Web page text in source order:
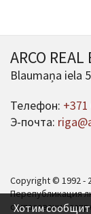
ARCO REAL
Blaumaņa iela
Телефон:
Э-почта:
Copyright © 1992 -
Перепубликация
согласования
Хотим